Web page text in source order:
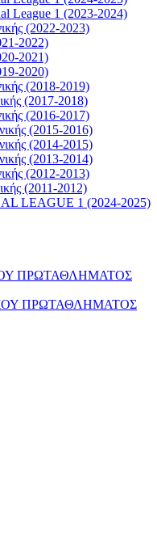
League 1 (2023-2024)
(2022-2023)
2022)
2021)
2020)
(2018-2019)
(2017-2018)
(2016-2017)
(2015-2016)
(2014-2015)
(2013-2014)
(2012-2013)
(2011-2012)
LEAGUE 1 (2024-2025)
ΠΡΩΤΑΘΛΗΜΑΤΟΣ
ΠΡΩΤΑΘΛΗΜΑΤΟΣ